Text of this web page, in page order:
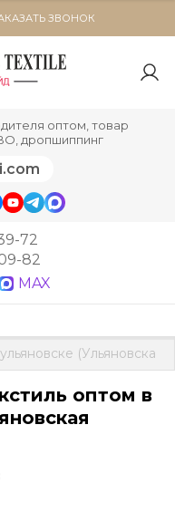
ЗВОНОК
оптом, товар
дропшиппинг
72
82
MAX
(Ульяновская
оптом в